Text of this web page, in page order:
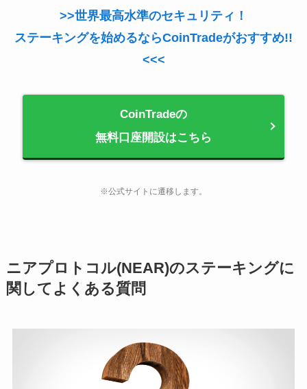
>>世界最高水準のセキュリティ！
ステーキングを始めるならCoinTradeがおすすめ!!
<<<
CoinTradeの
無料口座開設はこちら
※公式サイトに遷移します。
ニアプロトコル(NEAR)のステーキングに
関してよくある質問